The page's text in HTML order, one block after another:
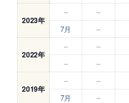
2023年
– –
7月
–
2022年
– –
–
–
2019年
– –
7月
–